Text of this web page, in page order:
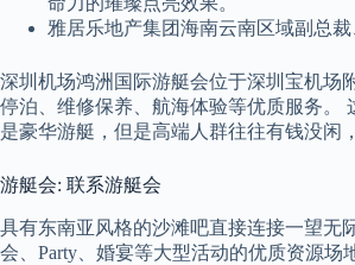
雅居乐地产集团海南云南区域副总
深圳机场鸿洲国际游艇会位于深圳宝机场
停泊、维修保养、航海体验等优质服务。
是豪华游艇，但是高端人群往往有钱没闲
游艇会: 联系游艇会
具有东南亚风格的沙滩吧直接连接一望无
会、Party、婚宴等大型活动的优质资源